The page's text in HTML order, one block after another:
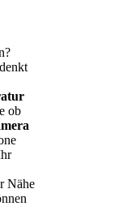
ob
Nähe